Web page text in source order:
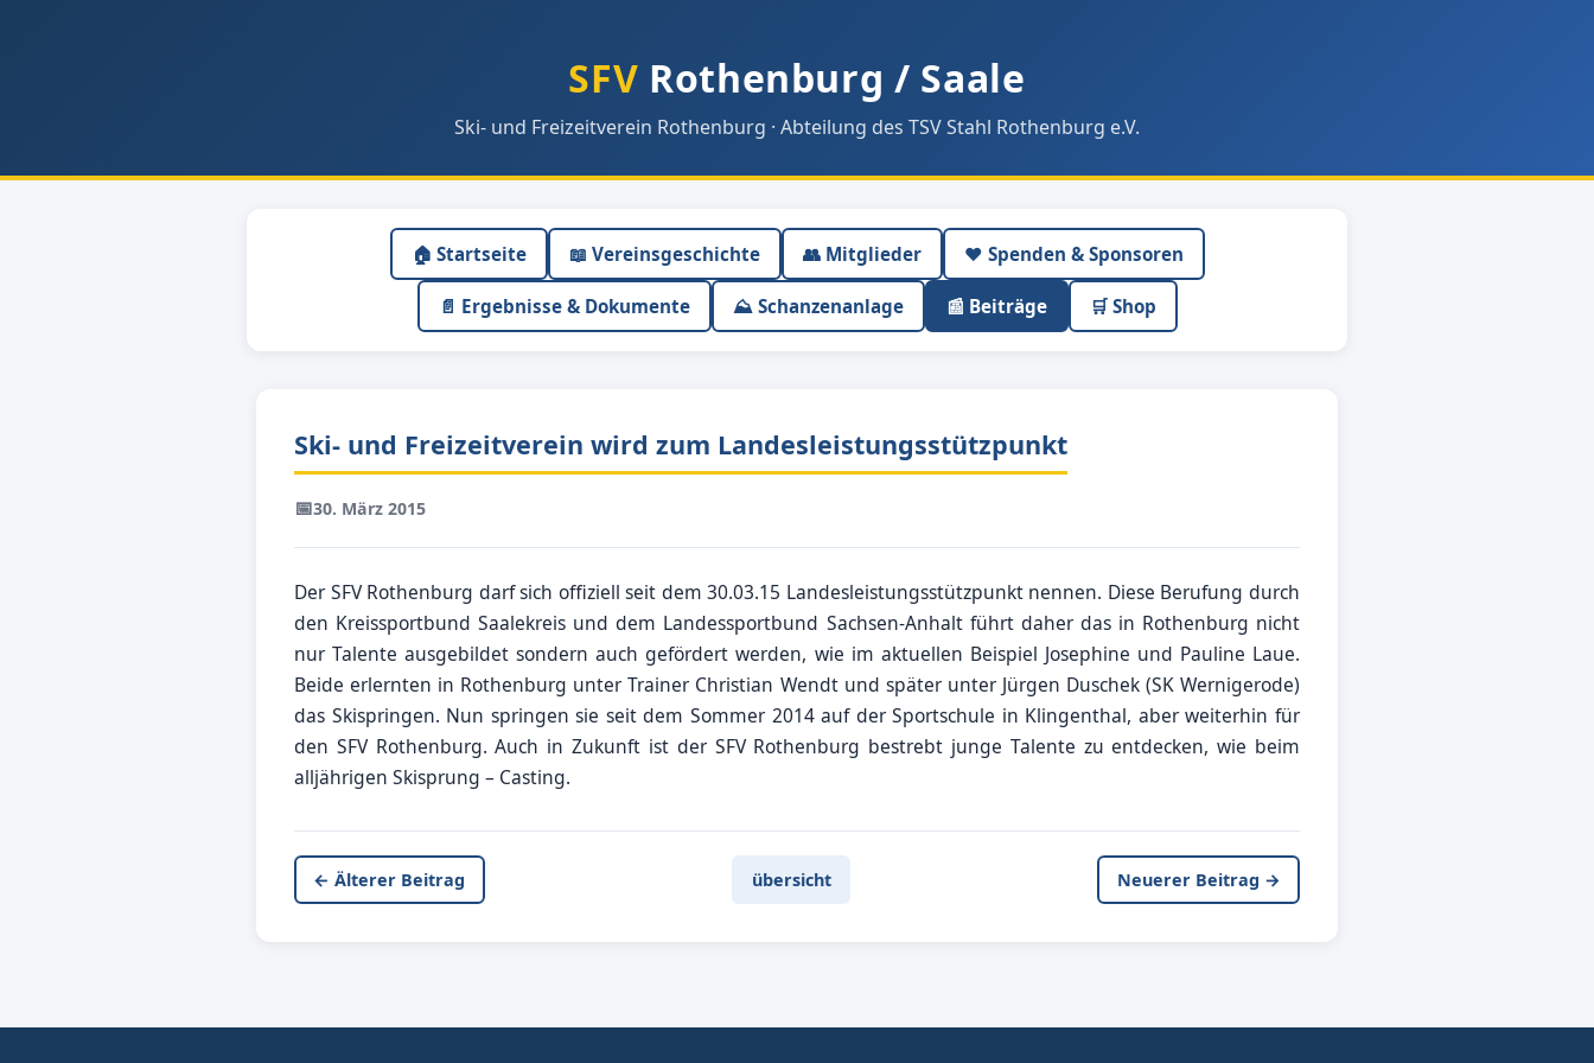
SFV Rothenburg / Saale
Ski- und Freizeitverein Rothenburg · Abteilung des TSV Stahl Rothenburg e.V.
🏠 Startseite 📖 Vereinsgeschichte 👥 Mitglieder ❤️ Spenden & Sponsoren
📄 Ergebnisse & Dokumente ⛰ Schanzenanlage 📰 Beiträge 🛒 Shop
Ski- und Freizeitverein wird zum Landesleistungsstützpunkt
📅30. März 2015
Der SFV Rothenburg darf sich offiziell seit dem 30.03.15 Landesleistungsstützpunkt nennen. Diese Berufung durch
den Kreissportbund Saalekreis und dem Landessportbund Sachsen-Anhalt führt daher das in Rothenburg nicht
nur Talente ausgebildet sondern auch gefördert werden, wie im aktuellen Beispiel Josephine und Pauline Laue.
Beide erlernten in Rothenburg unter Trainer Christian Wendt und später unter Jürgen Duschek (SK Wernigerode)
das Skispringen. Nun springen sie seit dem Sommer 2014 auf der Sportschule in Klingenthal, aber weiterhin für
den SFV Rothenburg.Auch in Zukunft ist der SFV Rothenburg bestrebt junge Talente zu entdecken, wie beim
alljährigen Skisprung – Casting.
← Älterer Beitrag übersicht Neuerer Beitrag →